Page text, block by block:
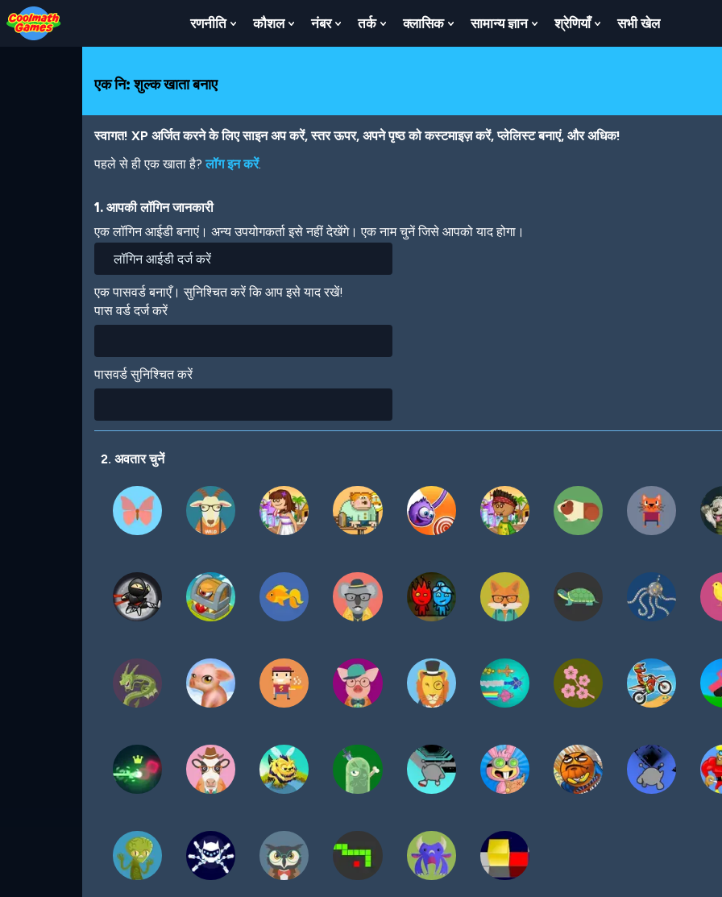
Skip
to
Top
Skip
to
Navigation
Skip
to
Main
Skip
to
Footer
Skip
to
main
रणनीति
Show
Submenu
कौशल
Show
Submenu
नंबर
Show
Submenu
तर्क
Show
Submenu
क्लासिक
Show
Submenu
सामान्य ज्ञान
Show
Submenu
श्रेणियाँ
Show
Submenu
सभी खेल
एक नि: शुल्क खाता बनाए
स्वागत! XP अर्जित करने के लिए साइन अप करें, स्तर ऊपर, अपने पृष्ठ को कस्टमाइज़ करें, प्लेलिस्ट बनाएं, और अधिक!
पहले से ही एक खाता है?लॉग इन करें.
1. आपकी लॉगिन जानकारी
एक लॉगिन आईडी बनाएं। अन्य उपयोगकर्ता इसे नहीं देखेंगे। एक नाम चुनें जिसे आपको याद होगा।
एक पासवर्ड बनाएँ। सुनिश्चित करें कि आप इसे याद रखें!
पास वर्ड दर्ज करें
पासवर्ड सुनिश्चित करें
2. अवतार चुनें